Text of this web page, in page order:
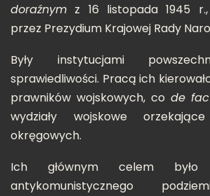
doraźnym z 16 listopada 1945
przez Prezydium Krajowej Rady
Były instytucjami
sprawiedliwości. Pracą ich
prawników wojskowych, co de
wydziały wojskowe
okręgowych.
Ich głównym celem było
antykomunistycznego